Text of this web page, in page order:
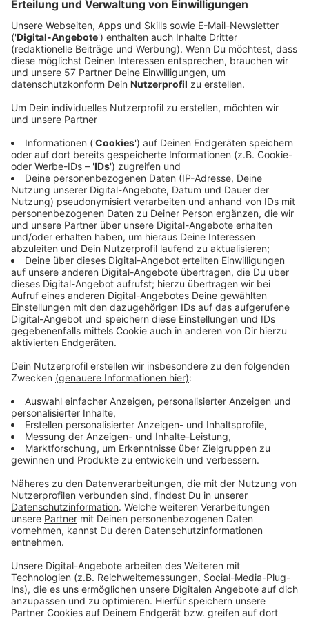
Wincent Weiss ist zurück. Mit "Vielleicht Irgendwann"
ist nun sein drittes Studioalbum auf dem Markt. Dabei
Sounds, die seine Fans nun so von ihm noch nicht
gehört haben. Sei es mal etwas Trap oder aber auch
eine Piano-Ballade. Weiss verwandelt das neue Album
in eine Reise der verschiedenen Klänge und Welten.
Auf der Platte dabei sind natürlich auch die Single-
Auskopplungen der vergangenen Monate mit dem
extrem erfolgreichen Song "Wer wenn nicht wir".
Insgesamt 15 Tracks finden sich auf "Vielleicht
Irgendwann" wieder, bei denen er vor allem mit
ehrlichen Texten über die Schattenseite des Lebens
spricht, aber auch mit Guter-Laune-Musik seine Fans
zum Jubeln bringen kann.
Anzeige
Anzeige
Wir benötigen Ihre
Zustimmung, um den YouTube
Wir verwenden einen Service eines
Drittanbieters, um Videoinhalte
einzubetten. Dieser Service kann
sammeln. Bitte lesen Sie die
Details durch und stimmen Sie der
Nutzung des Service zu, um dieses
Video anzusehen.